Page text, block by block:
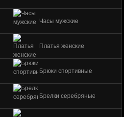
Часы мужские
Платья женские
Брюки спортивные
Брелки серебряные